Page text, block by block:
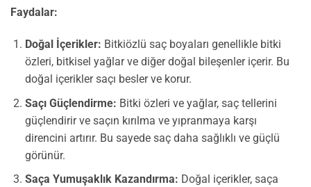
Faydalar:
Doğal İçerikler: Bitkiözlü saç boyaları genellikle bitki
özleri, bitkisel yağlar ve diğer doğal bileşenler içerir. Bu
doğal içerikler saçı besler ve korur.
Saçı Güçlendirme: Bitki özleri ve yağlar, saç tellerini
güçlendirir ve saçın kırılma ve yıpranmaya karşı
direncini artırır. Bu sayede saç daha sağlıklı ve güçlü
görünür.
Saça Yumuşaklık Kazandırma: Doğal içerikler, saça